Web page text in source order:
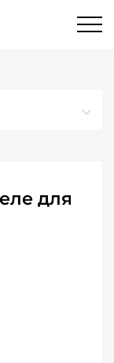
для